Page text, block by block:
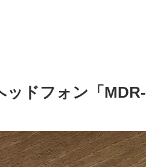
ッドフォン「MDR-